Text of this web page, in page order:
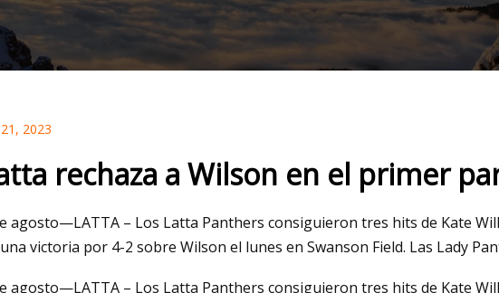
21, 2023
rechaza a Wilson en el primer
agosto—LATTA – Los Latta Panthers consiguieron tres hits de Kate
victoria por 4-2 sobre Wilson el lunes en Swanson Field. Las Lady
agosto—LATTA – Los Latta Panthers consiguieron tres hits de Kate